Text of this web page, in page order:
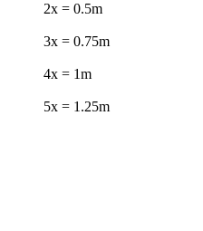
2x = 0.5m
3x = 0.75m
4x = 1m
5x = 1.25m